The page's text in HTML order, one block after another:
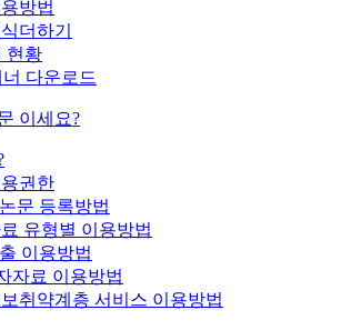
방법
더하기
현황
다운로드
이세요?
권한
문 등록방법
유형별 이용방법
이용방법
자료 이용방법
취약계층 서비스 이용방법